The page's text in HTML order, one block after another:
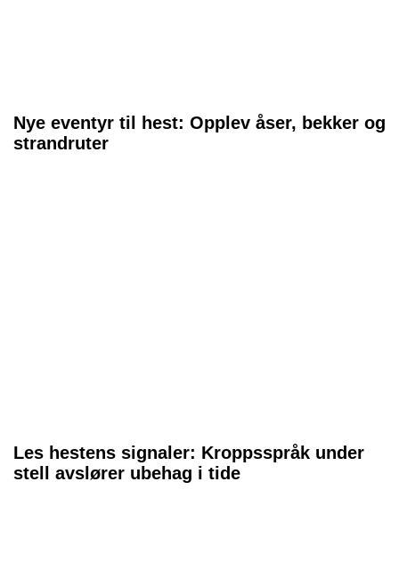
Nye eventyr til hest: Opplev åser, bekker og
strandruter
Les hestens signaler: Kroppsspråk under
stell avslører ubehag i tide